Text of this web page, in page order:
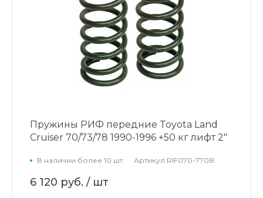
Пружины РИФ передние Toyota Land
Cruiser 70/73/78 1990-1996 +50 кг лифт 2"
В наличии более 10 шт. Артикул RIF070-770B
6 120 руб. / шт